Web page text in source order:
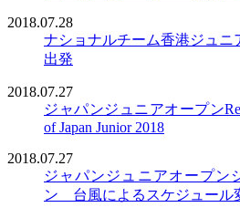
2018.07.28
ナショナルチーム香港ジュニ
出発
2018.07.27
ジャパンジュニアオープン
of Japan Junior 2018
2018.07.27
ジャパンジュニアオープン
ン 台風によるスケジュール